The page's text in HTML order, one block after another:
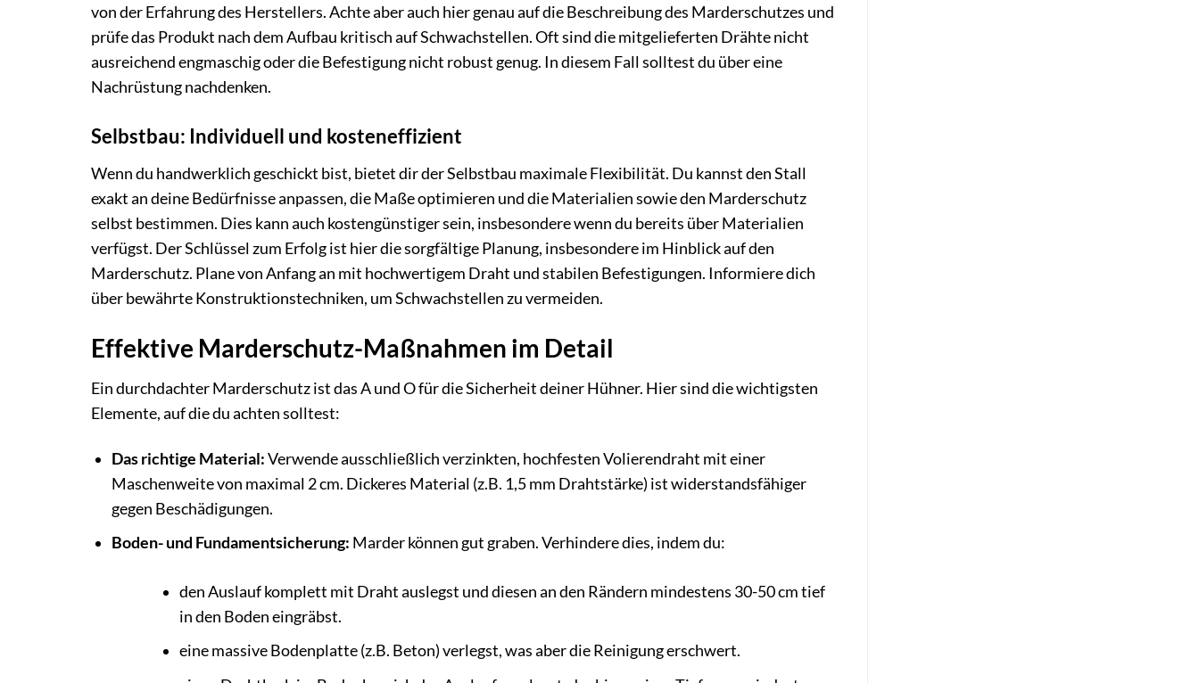
von der Erfahrung des Herstellers. Achte aber auch hier genau auf die Beschreibung des Marderschutzes und
prüfe das Produkt nach dem Aufbau kritisch auf Schwachstellen. Oft sind die mitgelieferten Drähte nicht
ausreichend engmaschig oder die Befestigung nicht robust genug. In diesem Fall solltest du über eine
Nachrüstung nachdenken.
Selbstbau: Individuell und kosteneffizient
Wenn du handwerklich geschickt bist, bietet dir der Selbstbau maximale Flexibilität. Du kannst den Stall
exakt an deine Bedürfnisse anpassen, die Maße optimieren und die Materialien sowie den Marderschutz
selbst bestimmen. Dies kann auch kostengünstiger sein, insbesondere wenn du bereits über Materialien
verfügst. Der Schlüssel zum Erfolg ist hier die sorgfältige Planung, insbesondere im Hinblick auf den
Marderschutz. Plane von Anfang an mit hochwertigem Draht und stabilen Befestigungen. Informiere dich
über bewährte Konstruktionstechniken, um Schwachstellen zu vermeiden.
Effektive Marderschutz-Maßnahmen im Detail
Ein durchdachter Marderschutz ist das A und O für die Sicherheit deiner Hühner. Hier sind die wichtigsten
Elemente, auf die du achten solltest:
Das richtige Material:Verwende ausschließlich verzinkten, hochfesten Volierendraht mit einer
Maschenweite von maximal 2 cm. Dickeres Material (z.B. 1,5 mm Drahtstärke) ist widerstandsfähiger
gegen Beschädigungen.
Boden- und Fundamentsicherung: Marder können gut graben. Verhindere dies, indem du:
den Auslauf komplett mit Draht auslegst und diesen an den Rändern mindestens 30-50 cm tief
in den Boden eingräbst.
eine massive Bodenplatte (z.B. Beton) verlegst, was aber die Reinigung erschwert.